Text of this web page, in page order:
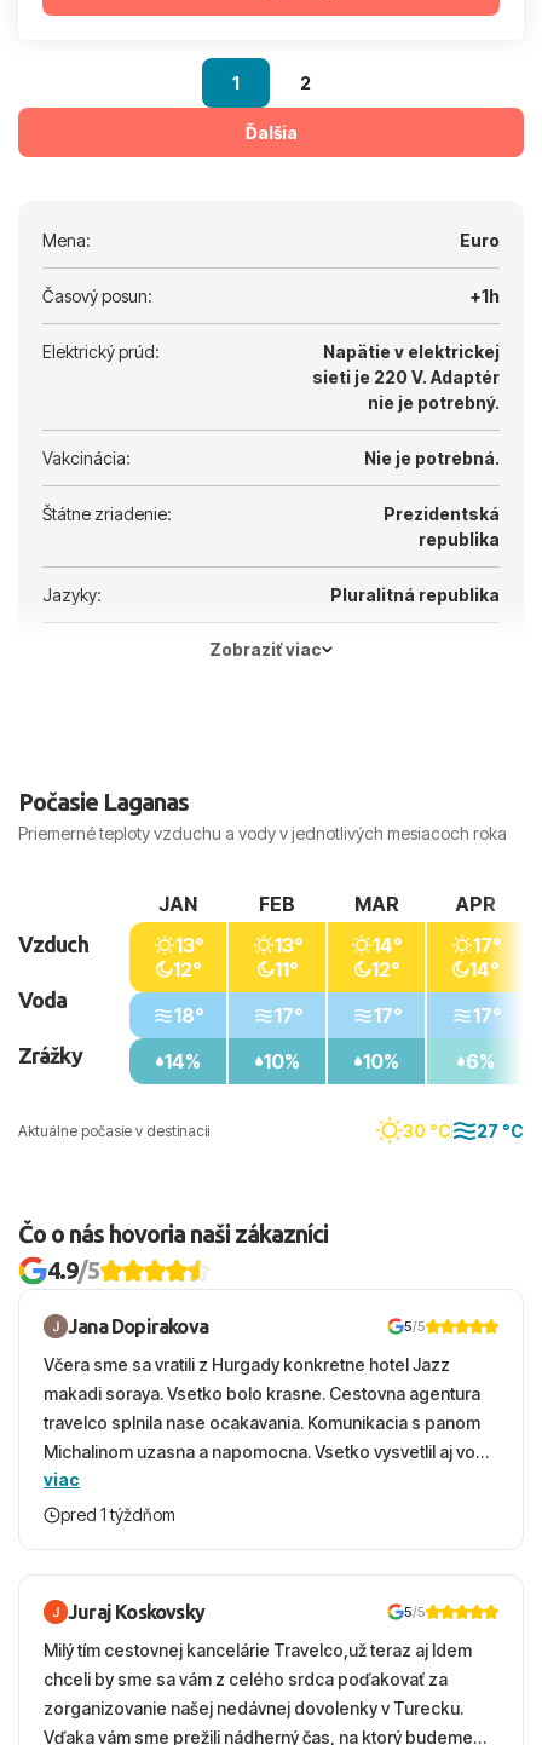
1 2
Ďalšia
Mena: Euro
Časový posun: +1h
Elektrický prúd:
Napätie v elektrickej
sieti je 220 V. Adaptér
nie je potrebný.
Vakcinácia: Nie je potrebná.
Štátne zriadenie:
Prezidentská
republika
Jazyky: Pluralitná republika
Zobraziť viac
Počasie Laganas
Priemerné teploty vzduchu a vody v jednotlivých mesiacoch roka
Aktuálne počasie v destinacii 30 °C 27 °C
Vzduch
Voda
Zrážky
JAN
13°
12°
18°
14%
FEB
13°
11°
17°
10%
MAR
14°
12°
17°
10%
APR
17°
14°
17°
6%
Čo o nás hovoria naši zákazníci
4.9/5
Jana Dopirakova 5/5
Včera sme sa vratili z Hurgady konkretne hotel Jazz
makadi soraya. Vsetko bolo krasne. Cestovna agentura
travelco splnila nase ocakavania. Komunikacia s panom
Michalinom uzasna a napomocna. Vsetko vysvetlil aj vo
vecernych hodinach zaco sa ospravedlnujem. Hotel
krasny, cisty. Sluzby top. Strava, prostredie, more,
viac
pred 1 týždňom
Juraj Koskovsky 5/5
Milý tím cestovnej kancelárie Travelco,už teraz aj Idem
chceli by sme sa vám z celého srdca poďakovať za
zorganizovanie našej nedávnej dovolenky v Turecku.
Vďaka vám sme prežili nádherný čas, na ktorý budeme